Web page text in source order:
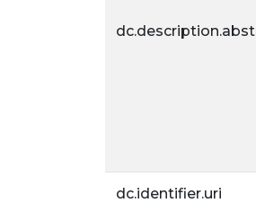
dc.identifier.uri